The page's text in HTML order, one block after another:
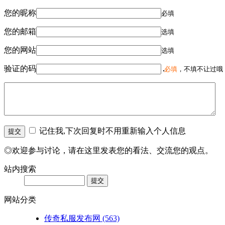
您的昵称 必填
您的邮箱 选填
您的网站 选填
验证的码 必填 ，不填不让过
记住我,下次回复时不用重新输入个人信息
◎欢迎参与讨论，请在这里发表您的看法、交流您的观点。
站内搜索
网站分类
传奇私服发布网 (563)